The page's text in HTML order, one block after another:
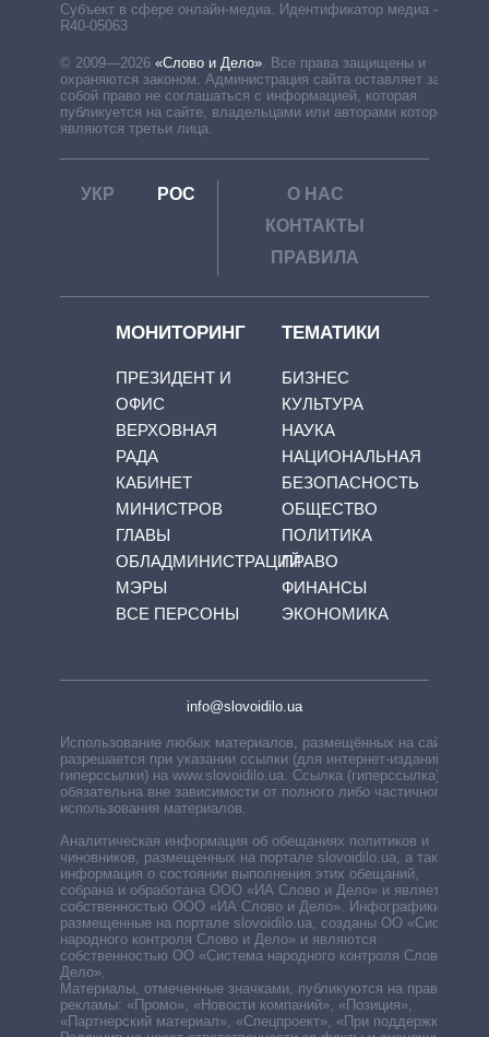
Субъект в сфере онлайн-медиа. Идентификатор медиа –
R40-05063
© 2009—2026 «Слово и Дело». Все права защищены и
охраняются законом. Администрация сайта оставляет за
собой право не соглашаться с информацией, которая
публикуется на сайте, владельцами или авторами которой
являются третьи лица.
УКР РОС
О НАС
КОНТАКТЫ
ПРАВИЛА
МОНИТОРИНГ
ПРЕЗИДЕНТ И
ОФИС
ВЕРХОВНАЯ
РАДА
КАБИНЕТ
МИНИСТРОВ
ГЛАВЫ
ОБЛАДМИНИСТРАЦИЙ
МЭРЫ
ВСЕ ПЕРСОНЫ
ТЕМАТИКИ
БИЗНЕС
КУЛЬТУРА
НАУКА
НАЦИОНАЛЬНАЯ
БЕЗОПАСНОСТЬ
ОБЩЕСТВО
ПОЛИТИКА
ПРАВО
ФИНАНСЫ
ЭКОНОМИКА
info@slovoidilo.ua
Использование любых материалов, размещённых на сайте,
разрешается при указании ссылки (для интернет-изданий —
гиперссылки) на www.slovoidilo.ua. Ссылка (гиперссылка)
обязательна вне зависимости от полного либо частичного
использования материалов.
Аналитическая информация об обещаниях политиков и
чиновников, размещенных на портале slovoidilo.ua, а также
информация о состоянии выполнения этих обещаний,
собрана и обработана ООО «ИА Слово и Дело» и является
собственностью ООО «ИА Слово и Дело». Инфографики,
размещенные на портале slovoidilo.ua, созданы ОО «Система
народного контроля Слово и Дело» и являются
собственностью ОО «Система народного контроля Слово и
Дело».
Материалы, отмеченные значками, публикуются на правах
рекламы: «Промо», «Новости компаний», «Позиция»,
«Партнерский материал», «Спецпроект», «При поддержке».